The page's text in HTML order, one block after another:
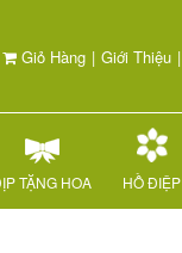
Giỏ Hàng | Giới Thiệu |
TẶNG HOA HỒ ĐIỆP